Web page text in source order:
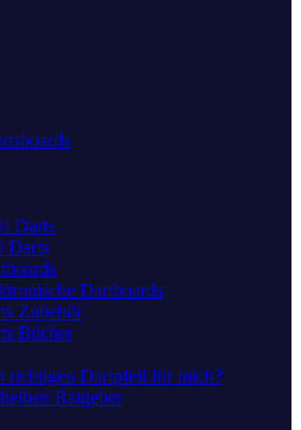
Darts
Darts
Dartboards
Zubehör
Bücher
richtigen Dartpfeil für mich?
Ratgeber